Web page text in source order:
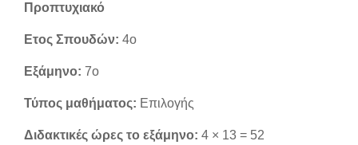
Προπτυχιακό
Ετος Σπουδών: 4ο
Εξάμηνο: 7ο
Τύπος μαθήματος: Επιλογής
Διδακτικές ώρες το εξάμηνο: 4 × 13 = 52